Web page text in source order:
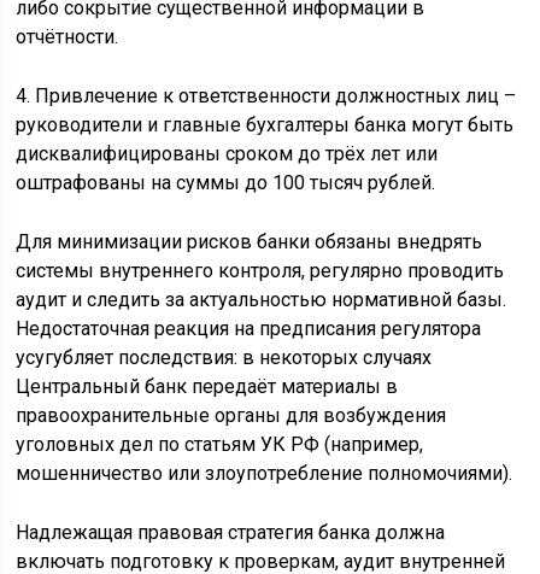
либо сокрытие существенной информации в
отчётности.
4. Привлечение к ответственности должностных лиц –
руководители и главные бухгалтеры банка могут быть
дисквалифицированы сроком до трёх лет или
оштрафованы на суммы до 100 тысяч рублей.
Для минимизации рисков банки обязаны внедрять
системы внутреннего контроля, регулярно проводить
аудит и следить за актуальностью нормативной базы.
Недостаточная реакция на предписания регулятора
усугубляет последствия: в некоторых случаях
Центральный банк передаёт материалы в
правоохранительные органы для возбуждения
уголовных дел по статьям УК РФ (например,
мошенничество или злоупотребление полномочиями).
Надлежащая правовая стратегия банка должна
включать подготовку к проверкам, аудит внутренней